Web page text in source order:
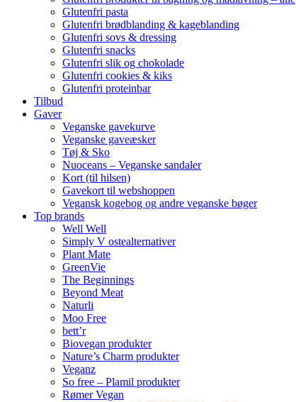
Glutenfri pasta
Glutenfri brødblanding & kageblanding
Glutenfri sovs & dressing
Glutenfri snacks
Glutenfri slik og chokolade
Glutenfri cookies & kiks
Glutenfri proteinbar
Tilbud
Gaver
Veganske gavekurve
Veganske gaveæsker
Tøj & Sko
Nuoceans – Veganske sandaler
Kort (til hilsen)
Gavekort til webshoppen
Vegansk kogebog og andre veganske bøger
Top brands
Well Well
Simply V ostealternativer
Plant Mate
GreenVie
The Beginnings
Beyond Meat
Naturli
Moo Free
bett’r
Biovegan produkter
Nature’s Charm produkter
Veganz
So free – Plamil produkter
Rømer Vegan